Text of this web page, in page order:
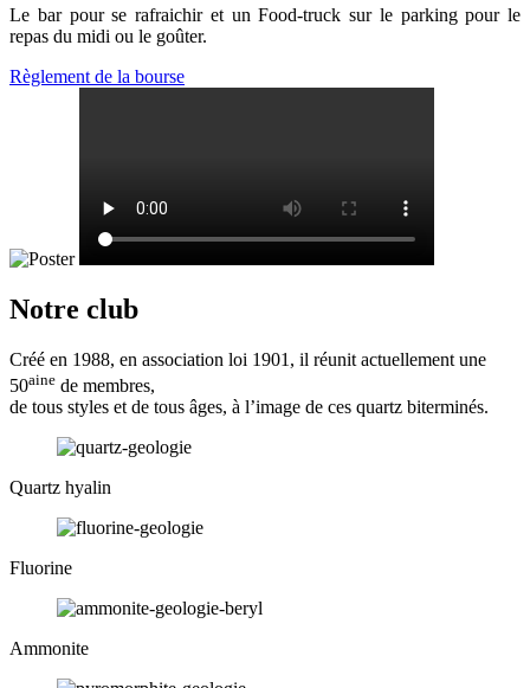
Le bar pour se rafraichir et un Food-truck sur le parking pour le
repas du midi ou le goûter.
Règlement de la bourse
Notre club
Créé en 1988, en association loi 1901, il réunit actuellement une
50aine de membres,
de tous styles et de tous âges, à l’image de ces quartz biterminés.
Quartz hyalin
Fluorine
Ammonite